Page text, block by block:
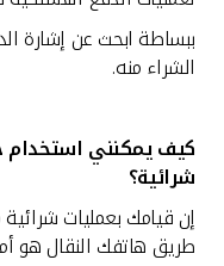
ببساطة ابحث عن إشارة
الشراء منه.
كيف يمكنني استخدام
شرائية؟
طريق هاتفك النقال هو